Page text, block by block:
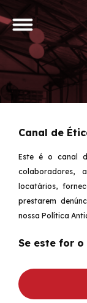
Canal de
Este é o canal
colaboradores,
locatários,
prestarem
nossa Política
Se este for